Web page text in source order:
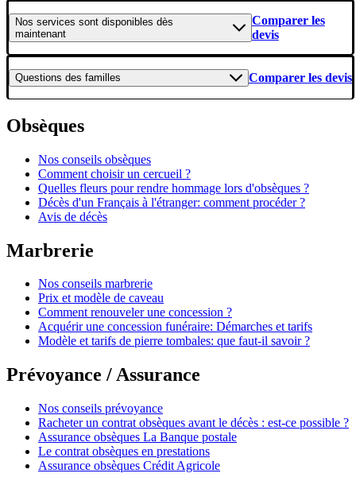
Nos services sont disponibles dès
maintenant
Comparer les
devis
Questions des familles Comparer les devis
Obsèques
Nos conseils obsèques
Comment choisir un cercueil ?
Quelles fleurs pour rendre hommage lors d'obsèques ?
Décès d'un Français à l'étranger: comment procéder ?
Avis de décès
Marbrerie
Nos conseils marbrerie
Prix et modèle de caveau
Comment renouveler une concession ?
Acquérir une concession funéraire: Démarches et tarifs
Modèle et tarifs de pierre tombales: que faut-il savoir ?
Prévoyance / Assurance
Nos conseils prévoyance
Racheter un contrat obsèques avant le décès : est-ce possible ?
Assurance obsèques La Banque postale
Le contrat obsèques en prestations
Assurance obsèques Crédit Agricole